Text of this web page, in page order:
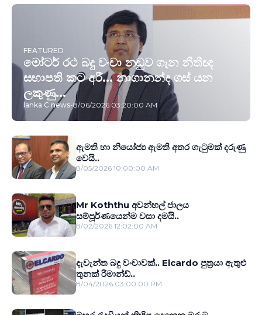
FEATURED
මෝටර් රථ බදු වංචා නඩුව ගැන නීතීඥ
සභාපති කට අරී... නාගානන්ද ගස් යන
ලකුණු...
lanka C news-8/06/2026 03:20:00 AM
ඇමති හා නියෝජ්‍ය ඇමති අතර ගැටුමක් දරුණු
වෙයි..
8/05/2026 10:00:00 AM
Mr Koththu අවන්හල් ජාලය
සම්පූර්ණයෙන්ම වසා දමයි..
8/02/2026 12:02:00 AM
දැවැන්ත බදු වංචාවක්.. Elcardo පුත‍්‍රයා ඇතුළු
තුනක් රිමාන්ඩ්..
8/04/2026 03:00:00 PM